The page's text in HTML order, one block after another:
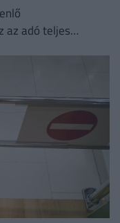
az adó teljes